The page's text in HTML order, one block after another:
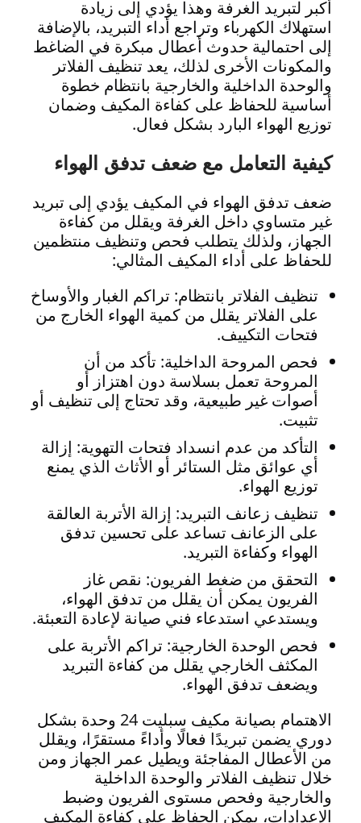
أكبر لتبريد الغرفة وهذا يؤدي إلى زيادة
استهلاك الكهرباء وتراجع أداء التبريد، بالإضافة
إلى احتمالية حدوث أعطال مبكرة في الضاغط
والمكونات الأخرى لذلك، يعد تنظيف الفلاتر
والوحدة الداخلية والخارجية بانتظام خطوة
أساسية للحفاظ على كفاءة المكيف وضمان
توزيع الهواء البارد بشكل فعال.
كيفية التعامل مع ضعف تدفق الهواء
ضعف تدفق الهواء في المكيف يؤدي إلى تبريد
غير متساوي داخل الغرفة ويقلل من كفاءة
الجهاز، ولذلك يتطلب فحص وتنظيف منتظمين
للحفاظ على أداء المكيف المثالي:
تنظيف الفلاتر بانتظام: تراكم الغبار والأوساخ
على الفلاتر يقلل من كمية الهواء الخارج من
فتحات التكييف.
فحص المروحة الداخلية: تأكد من أن
المروحة تعمل بسلاسة دون اهتزاز أو
أصوات غير طبيعية، وقد تحتاج إلى تنظيف أو
تثبيت.
التأكد من عدم انسداد فتحات التهوية: إزالة
أي عوائق مثل الستائر أو الأثاث الذي يمنع
توزيع الهواء.
تنظيف زعانف التبريد: إزالة الأتربة العالقة
على الزعانف تساعد على تحسين تدفق
الهواء وكفاءة التبريد.
التحقق من ضغط الفريون: نقص غاز
الفريون يمكن أن يقلل من تدفق الهواء،
ويستدعي استدعاء فني صيانة لإعادة التعبئة.
فحص الوحدة الخارجية: تراكم الأتربة على
المكثف الخارجي يقلل من كفاءة التبريد
ويضعف تدفق الهواء.
الاهتمام بصيانة مكيف سبليت 24 وحدة بشكل
دوري يضمن تبريدًا فعالًا وأداءً مستقرًا، ويقلل
من الأعطال المفاجئة ويطيل عمر الجهاز ومن
خلال تنظيف الفلاتر والوحدة الداخلية
والخارجية وفحص مستوى الفريون وضبط
الإعدادات، يمكن الحفاظ على كفاءة المكيف